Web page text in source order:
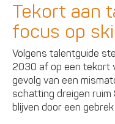
Tekort aan
focus op
Volgens talentguide
2030 af op een tekort
gevolg van een
schatting dreigen
blijven door een